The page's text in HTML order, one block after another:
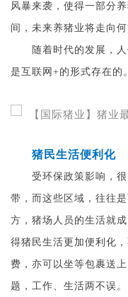
风暴来袭，使得一部分
间，未来养猪业将走向何
随着时代的发展，
是互联网+的形式存在的。
猪民生活便利化
受环保政策影响，
带，而这些区域，往往
方，猪场人员的生活就
得猪民生活更加便利化
费，亦可以坐等包裹送
题，工作、生活两不误。